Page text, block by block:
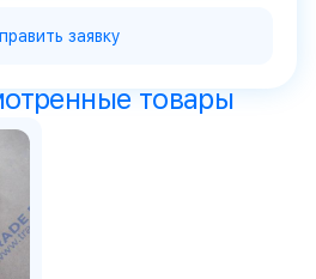
заявку
товары